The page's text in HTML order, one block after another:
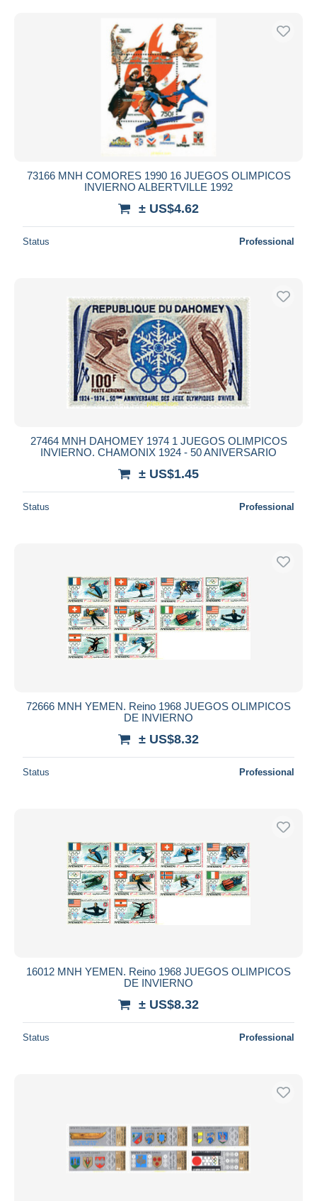
73166 MNH COMORES 1990 16 JUEGOS OLIMPICOS
INVIERNO ALBERTVILLE 1992
± US$4.62
Status Professional
27464 MNH DAHOMEY 1974 1 JUEGOS OLIMPICOS
INVIERNO. CHAMONIX 1924 - 50 ANIVERSARIO
± US$1.45
Status Professional
72666 MNH YEMEN. Reino 1968 JUEGOS OLIMPICOS
DE INVIERNO
± US$8.32
Status Professional
16012 MNH YEMEN. Reino 1968 JUEGOS OLIMPICOS
DE INVIERNO
± US$8.32
Status Professional